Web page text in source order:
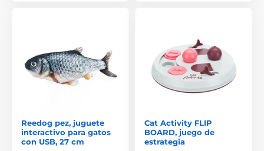
Reedog pez, juguete
interactivo para gatos
con USB, 27 cm
Cat Activity FLIP
BOARD, juego de
estrategia